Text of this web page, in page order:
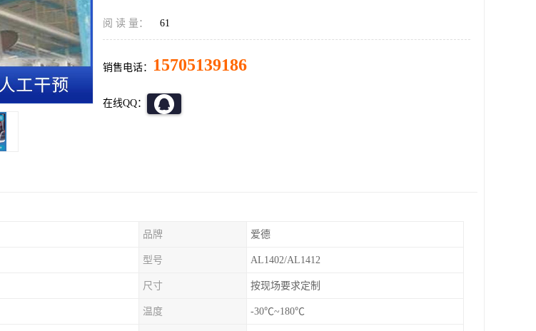
阅 读 量： 61
销售电话： 15705139186
在线QQ：
品牌 爱德
型号 AL1402/AL1412
尺寸 按现场要求定制
温度 -30℃~180℃